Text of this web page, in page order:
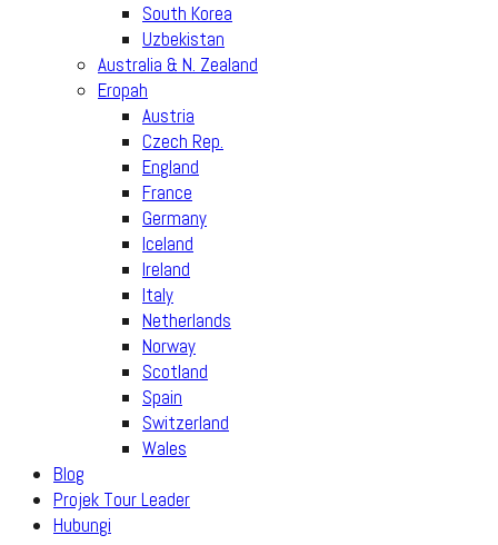
South Korea
Uzbekistan
Australia & N. Zealand
Eropah
Austria
Czech Rep.
England
France
Germany
Iceland
Ireland
Italy
Netherlands
Norway
Scotland
Spain
Switzerland
Wales
Blog
Projek Tour Leader
Hubungi